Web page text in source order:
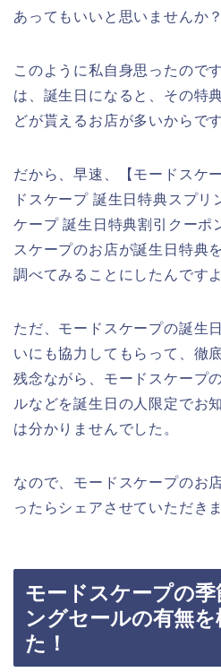
あってもいいと思いませんか？
このように私自身思ったので
は、誕生日になると、その特
どが貰えるお店が多いからです
だから、早速、【モードスケ
ドスケープ 誕生日特典スプリ
ケープ 誕生日特典割引クーポ
スケープのお店が誕生日特典
調べてみることにしたんですよ
ただ、モードスケープの誕生
いにも協力してもらって、徹
残念ながら、モードスケープ
ルなどを誕生日の人限定でお
は分かりませんでした。
なので、モードスケープのお
ったらシェアさせていただき
モードスケープの季
ングセールの有無
た！